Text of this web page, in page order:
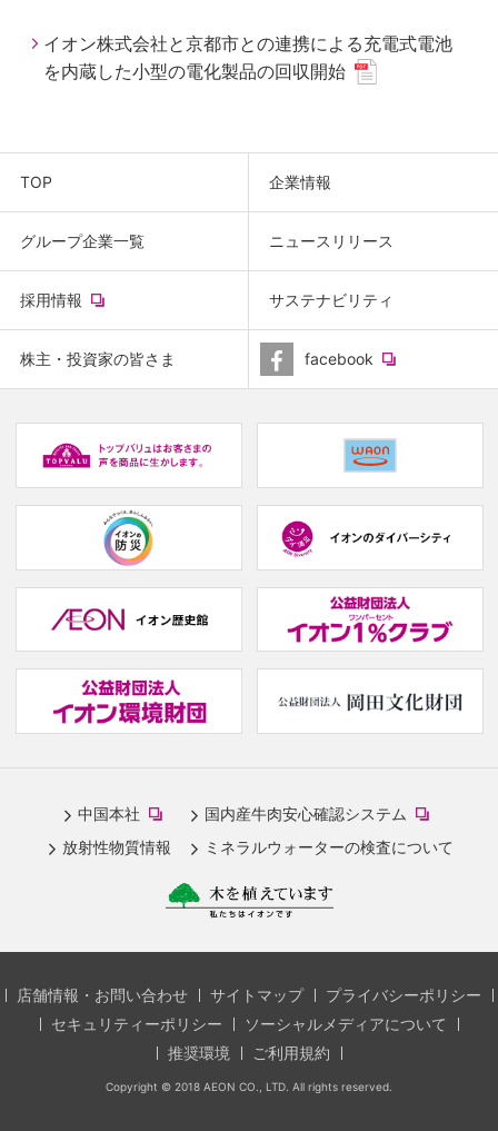
イオン株式会社と京都市との連携による充電式電池
を内蔵した小型の電化製品の回収開始
TOP 企業情報
グループ企業一覧 ニュースリリース
採用情報(new
サステナビリティ
株主・投資家の皆さま facebook (new
window.)
(new
window.)
window.)
中国本社(new
window.)
国内産牛肉安心確認システム (new
放射性物質情報 ミネラルウォーターの検査について
店舗情報・お問い合わせ サイトマップ
プライバシーポリシー
セキュリティーポリシー
ソーシャルメディアについて
推奨環境
ご利用規約
Copyright © 2018 AEON CO., LTD. All rights reserved.